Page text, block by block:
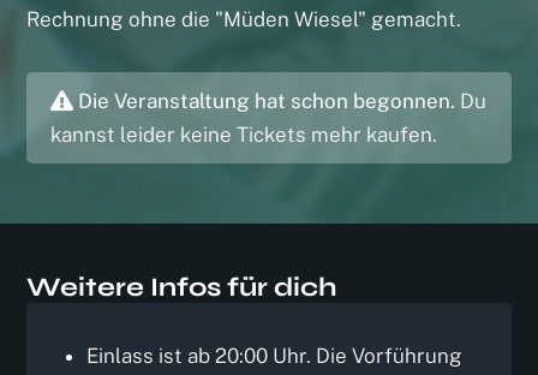
Rechnung ohne die "Müden Wiesel" gemacht.
Die Veranstaltung hat schon begonnen. Du
kannst leider keine Tickets mehr kaufen.
Weitere Infos für dich
Einlass ist ab 20:00 Uhr. Die Vorführung